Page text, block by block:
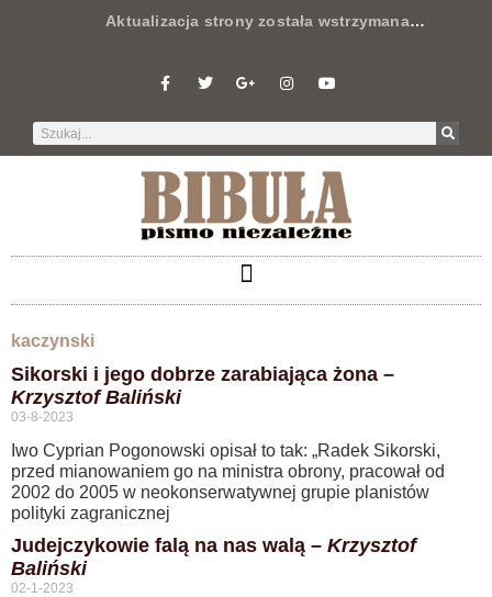
Aktualizacja strony została wstrzymana…
kaczynski
Sikorski i jego dobrze zarabiająca żona –
Krzysztof Baliński
03-8-2023
Iwo Cyprian Pogonowski opisał to tak: „Radek Sikorski,
przed mianowaniem go na ministra obrony, pracował od
2002 do 2005 w neokonserwatywnej grupie planistów
polityki zagranicznej
Judejczykowie falą na nas walą – Krzysztof
Baliński
02-1-2023